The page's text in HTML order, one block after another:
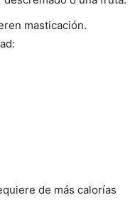
masticación.
de más calorías